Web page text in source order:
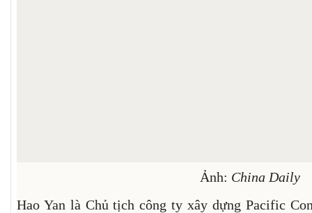
Ảnh: China Daily
Hao Yan là Chủ tịch công ty xây dựng Pacific